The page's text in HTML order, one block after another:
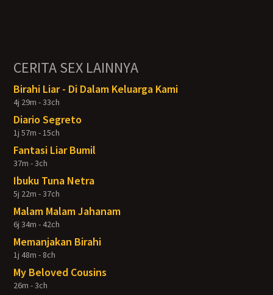
CERITA SEX LAINNYA
Birahi Liar - Di Dalam Keluarga Kami
4j 29m - 33ch
Diario Segreto
1j 57m - 15ch
Fantasi Liar Bumil
37m - 3ch
Ibuku Tuna Netra
5j 22m - 37ch
Malam Malam Jahanam
6j 34m - 42ch
Memanjakan Birahi
1j 48m - 8ch
My Beloved Cousins
26m - 3ch